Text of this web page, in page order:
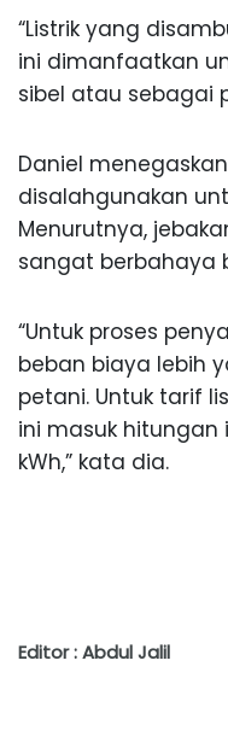
“Listrik yang
ini dimanfaatkan
sibel atau sebagai
Daniel
disalahgunakan
Menurutnya,
sangat berbahaya
“Untuk proses
beban biaya lebih
petani. Untuk tarif
ini masuk hitungan
kWh,” kata dia.
Editor : Abdul Jalil